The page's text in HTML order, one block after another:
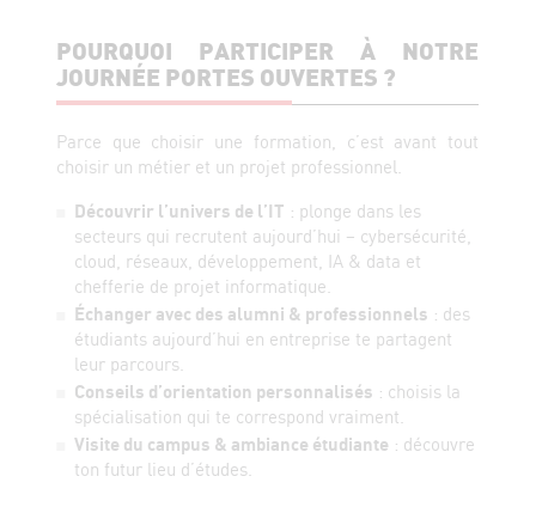
POURQUOI PARTICIPER À NOTRE
JOURNÉE PORTES OUVERTES ?
Parce que choisir une formation, c’est avant tout
choisir un métier et un projet professionnel.
Découvrir l’univers de l’IT : plonge dans les
secteurs qui recrutent aujourd’hui – cybersécurité,
cloud, réseaux, développement, IA & data et
chefferie de projet informatique.
Échanger avec des alumni & professionnels : des
étudiants aujourd’hui en entreprise te partagent
leur parcours.
Conseils d’orientation personnalisés : choisis la
spécialisation qui te correspond vraiment.
Visite du campus & ambiance étudiante : découvre
ton futur lieu d’études.